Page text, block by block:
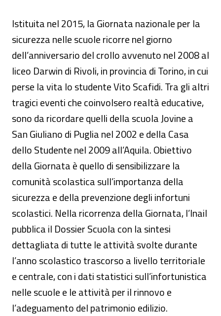
Istituita nel 2015, la Giornata nazionale per la
sicurezza nelle scuole ricorre nel giorno
dell’anniversario del crollo avvenuto nel 2008 al
liceo Darwin di Rivoli, in provincia di Torino, in cui
perse la vita lo studente Vito Scafidi. Tra gli altri
tragici eventi che coinvolsero realtà educative,
sono da ricordare quelli della scuola Jovine a
San Giuliano di Puglia nel 2002 e della Casa
dello Studente nel 2009 all’Aquila. Obiettivo
della Giornata è quello di sensibilizzare la
comunità scolastica sull’importanza della
sicurezza e della prevenzione degli infortuni
scolastici. Nella ricorrenza della Giornata, l’Inail
pubblica il Dossier Scuola con la sintesi
dettagliata di tutte le attività svolte durante
l’anno scolastico trascorso a livello territoriale
e centrale, con i dati statistici sull’infortunistica
nelle scuole e le attività per il rinnovo e
l’adeguamento del patrimonio edilizio.